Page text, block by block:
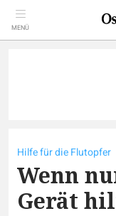
MENÜ
Hilfe für die Flutopfer
Wenn
Gerät